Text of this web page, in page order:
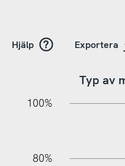
Hjälp Exportera
Typ av
100%
80%